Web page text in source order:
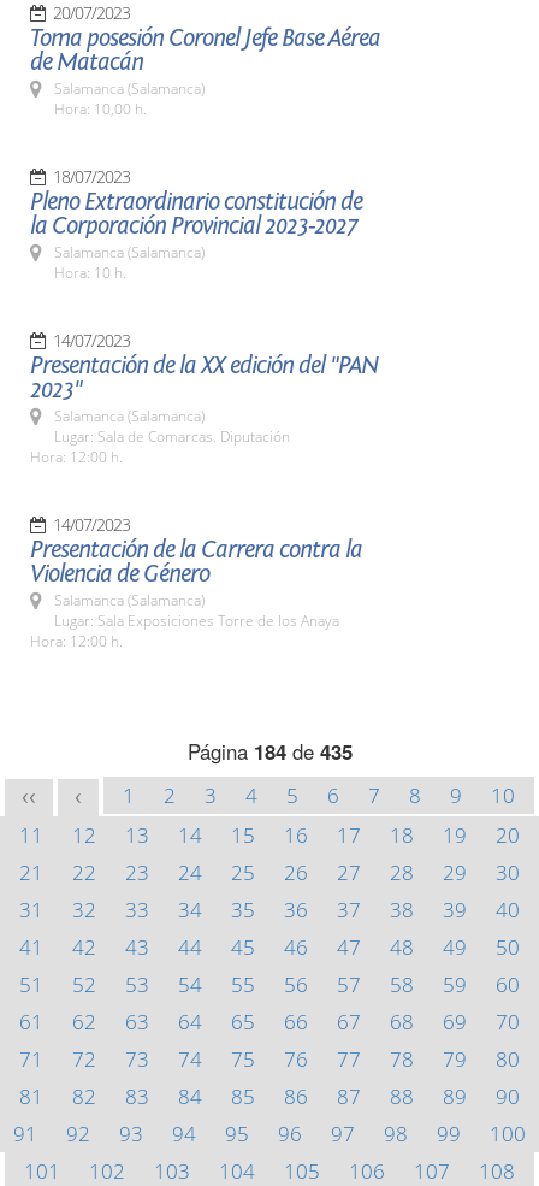
20/07/2023
Toma posesión Coronel Jefe Base Aérea
de Matacán
Salamanca (Salamanca)
Hora: 10,00 h.
18/07/2023
Pleno Extraordinario constitución de
la Corporación Provincial 2023-2027
Salamanca (Salamanca)
Hora: 10 h.
14/07/2023
Presentación de la XX edición del "PAN
2023"
Salamanca (Salamanca)
Lugar: Sala de Comarcas. Diputación
Hora: 12:00 h.
14/07/2023
Presentación de la Carrera contra la
Violencia de Género
Salamanca (Salamanca)
Lugar: Sala Exposiciones Torre de los Anaya
Hora: 12:00 h.
Página 184de 435
<< < 1 2 3 4 5 6 7 8 9
10
11
12 13 14 15 16 17 18 19
20
21
22 23 24 25 26 27 28 29
30
31
32 33 34 35 36 37 38 39
40
41
42 43 44 45 46 47 48 49
50
51
52 53 54 55 56 57 58 59
60
61
62 63 64 65 66 67 68 69
70
71
72 73 74 75 76 77 78 79
80
81
82 83 84 85 86 87 88 89
90
91
92 93 94 95 96 97 98 99
100
101
102 103 104 105 106 107
108